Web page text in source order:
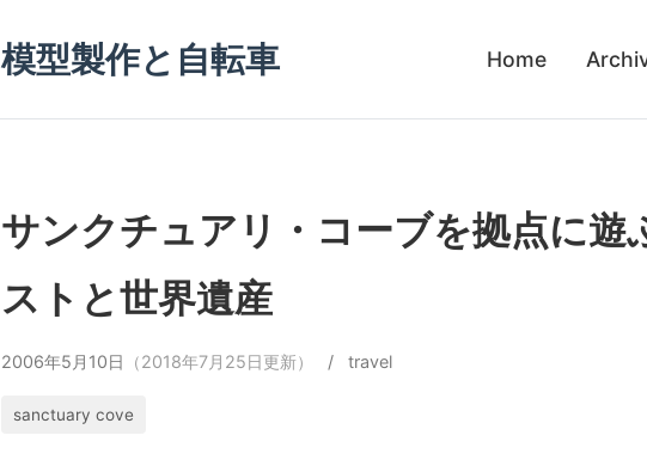
模型製作と自転車 Home
サンクチュアリ・コーブを拠点に遊
ストと世界遺産
2006年5月10日 （2018年7月25日更新） / travel
sanctuary cove